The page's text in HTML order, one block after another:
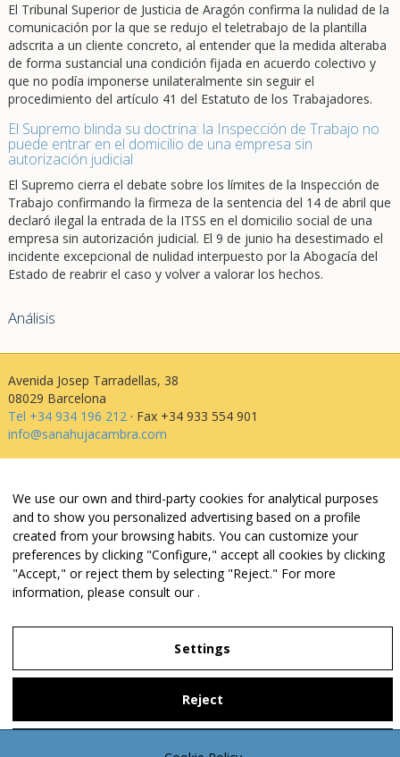
El Tribunal Superior de Justicia de Aragón confirma la nulidad de la
comunicación por la que se redujo el teletrabajo de la plantilla
adscrita a un cliente concreto, al entender que la medida alteraba
de forma sustancial una condición fijada en acuerdo colectivo y
que no podía imponerse unilateralmente sin seguir el
procedimiento del artículo 41 del Estatuto de los Trabajadores.
El Supremo blinda su doctrina: la Inspección de Trabajo no
puede entrar en el domicilio de una empresa sin
autorización judicial
El Supremo cierra el debate sobre los límites de la Inspección de
Trabajo confirmando la firmeza de la sentencia del 14 de abril que
declaró ilegal la entrada de la ITSS en el domicilio social de una
empresa sin autorización judicial. El 9 de junio ha desestimado el
incidente excepcional de nulidad interpuesto por la Abogacía del
Estado de reabrir el caso y volver a valorar los hechos.
Análisis
Avenida Josep Tarradellas, 38
08029 Barcelona
Tel +34 934 196 212· Fax +34 933 554 901
info@sanahujacambra.com
Política de privacidad
Política de cookies
Política de web i redes
Parking público: Avenida Josep Tarradellas, 38
We use our own and third-party cookies for analytical purposes
and to show you personalized advertising based on a profile
created from your browsing habits. You can customize your
preferences by clicking "Configure," accept all cookies by clicking
"Accept," or reject them by selecting "Reject." For more
information, please consult our.
Settings
Reject
Accept
Legal Notice
Privacy Policy
Cookie Policy
Settings